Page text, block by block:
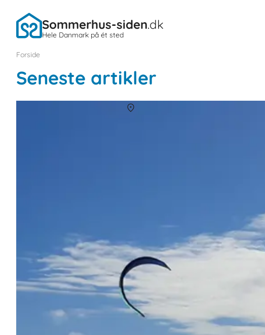
Sommerhus-siden.dk
Hele Danmark på ét sted
Forside
Seneste artikler
Kitesurfing ved Vestkysten